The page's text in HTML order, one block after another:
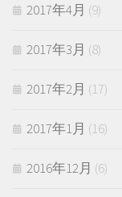
2017年4月 (9)
2017年3月 (8)
2017年2月 (17)
2017年1月 (16)
2016年12月 (6)